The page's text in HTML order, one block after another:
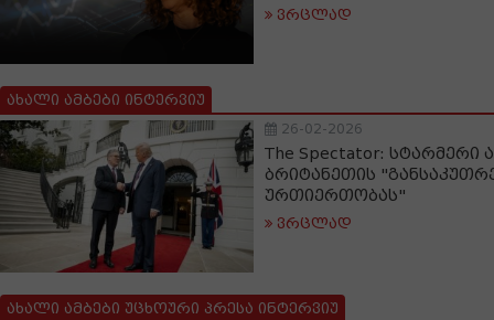
ვრცლად
ახალი ამბები ინტერვიუ
26-02-2026
The Spectator: სტარმერი
ბრიტანეთის
ურთიერთობას"
ვრცლად
ახალი ამბები უცხოური პრესა ინტერვიუ